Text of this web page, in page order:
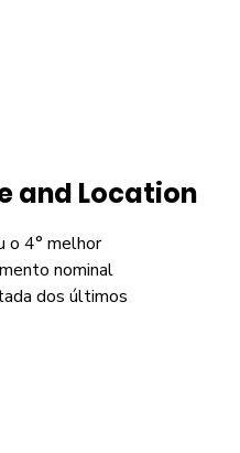
and Location
o 4° melhor
nominal
dos últimos